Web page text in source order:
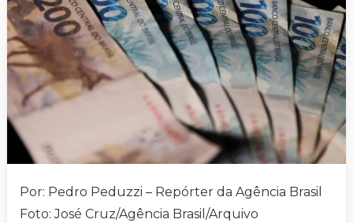
Por: Pedro Peduzzi – Repórter da Agência Brasil
Foto: José Cruz/Agência Brasil/Arquivo